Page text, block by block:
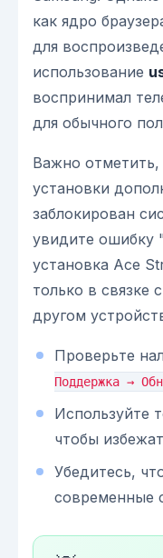
как ядро
для
использование
воспринимал
для обычного
Важно отметить,
установки
заблокирован
увидите ошибку
установка Ace
только в
другом
Проверьте
Поддержка →
Используйте
чтобы
Убедитесь,
современные